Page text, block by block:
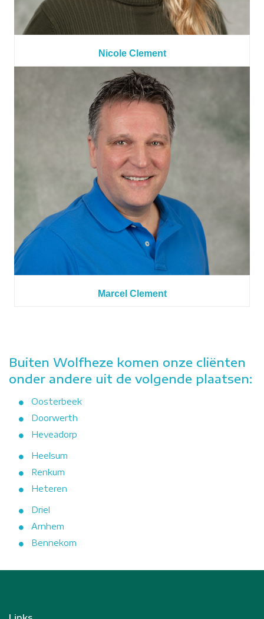
Nicole Clement
Marcel Clement
Buiten Wolfheze komen onze cliënten
onder andere uit de volgende plaatsen:
Oosterbeek
Doorwerth
Heveadorp
Heelsum
Renkum
Heteren
Driel
Arnhem
Bennekom